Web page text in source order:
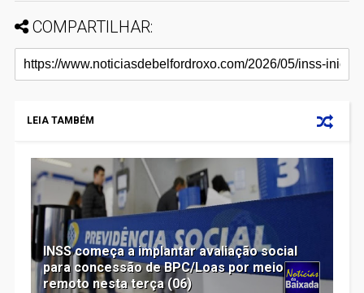
COMPARTILHAR:
LEIA TAMBÉM
INSS começa a implantar avaliação social
para concessão de BPC/Loas por meio
remoto nesta terça (06)